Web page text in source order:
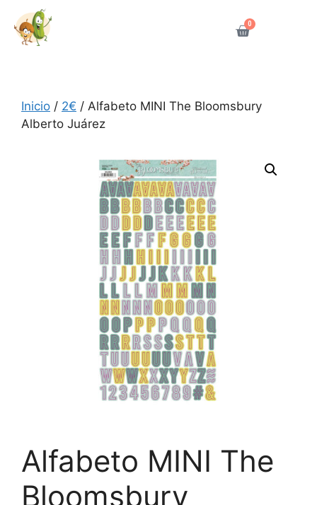
0
Inicio / 2€ / Alfabeto MINI The Bloomsbury
Alberto Juárez
Alfabeto MINI The
Bloomsbury